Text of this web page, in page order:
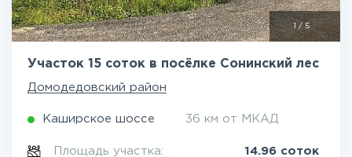
1/5
Участок 15 соток в посёлке Сонинский лес
Домодедовский район
Каширское шоссе 36 км от МКАД
Площадь участка: 14.96 соток